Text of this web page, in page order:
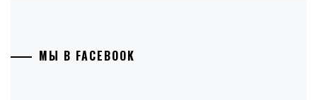
МЫ В FACEBOOK